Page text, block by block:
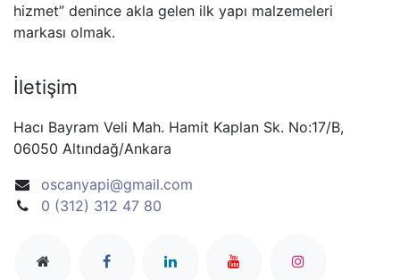
hizmet” denince akla gelen ilk yapı malzemeleri
markası olmak.
İletişim
Hacı Bayram Veli Mah. Hamit Kaplan Sk. No:17/B,
06050 Altındağ/Ankara
oscanyapi@gmail.com
0 (312) 312 47 80